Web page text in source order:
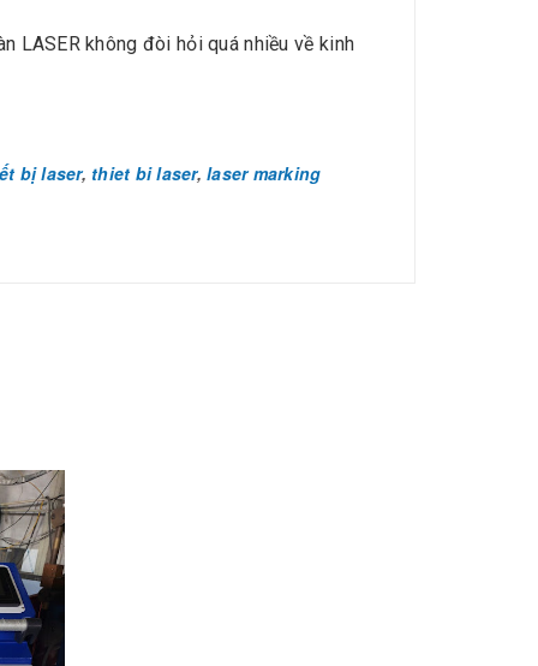
LASER không đòi hỏi quá nhiều về kinh
bị laser, thiet bi laser, laser marking